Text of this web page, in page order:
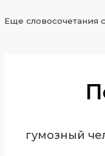
Еще словосочетания
гумозный